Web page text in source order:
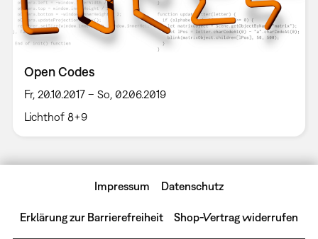
Open Codes
Fr, 20.10.2017 – So, 02.06.2019
Lichthof 8+9
Impressum Datenschutz
Erklärung zur Barrierefreiheit Shop-Vertrag widerrufen